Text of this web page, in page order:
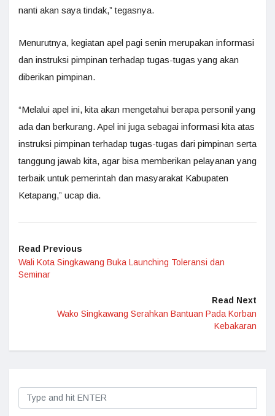
nanti akan saya tindak,” tegasnya.
Menurutnya, kegiatan apel pagi senin merupakan informasi
dan instruksi pimpinan terhadap tugas-tugas yang akan
diberikan pimpinan.
“Melalui apel ini, kita akan mengetahui berapa personil yang
ada dan berkurang. Apel ini juga sebagai informasi kita atas
instruksi pimpinan terhadap tugas-tugas dari pimpinan serta
tanggung jawab kita, agar bisa memberikan pelayanan yang
terbaik untuk pemerintah dan masyarakat Kabupaten
Ketapang,” ucap dia.
Read Previous
Wali Kota Singkawang Buka Launching Toleransi dan
Seminar
Read Next
Wako Singkawang Serahkan Bantuan Pada Korban
Kebakaran